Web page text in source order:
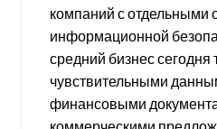
компаний с отдельными
информационной
средний бизнес сегодня
чувствительными
финансовыми